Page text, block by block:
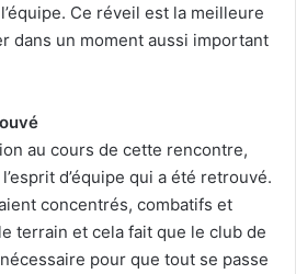
Ce réveil est la meilleure
dans un moment aussi important
au cours de cette rencontre,
d’équipe qui a été retrouvé.
concentrés, combatifs et
terrain et cela fait que le club de
pour que tout se passe